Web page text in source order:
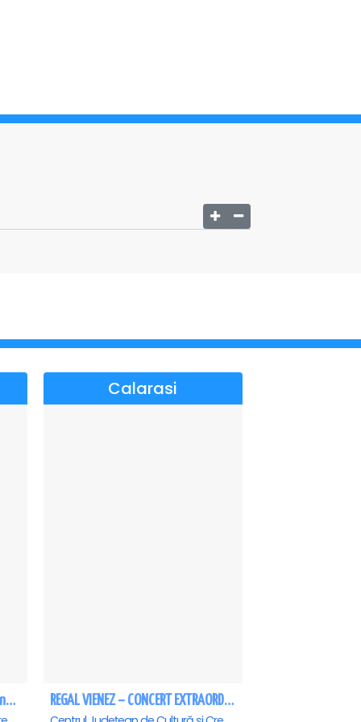
Rampampam - In lumea bomboanelor - Calarasi
Calarasi
REGAL VIENEZ – CONCERT EXTRAORDINAR DE CRACIUN - Calarasi